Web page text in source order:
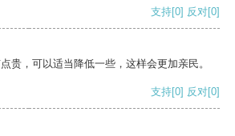
支持[0] 反对[0]
贵，可以适当降低一些，这样会更加亲民。
支持[0] 反对[0]